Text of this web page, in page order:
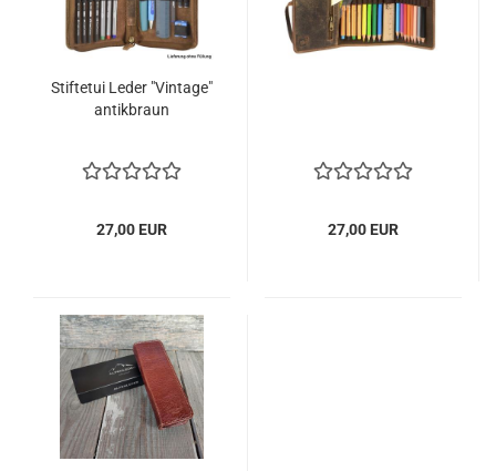
Stiftetui Leder "Vintage"
antikbraun
27,00 EUR 27,00 EUR